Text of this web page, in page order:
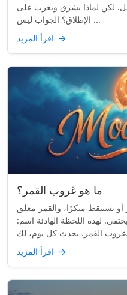
لكن لماذا يشرق ويغرب على
الإطلاق؟ الجواب ليس ...
→
ما هو غروب القمر؟
تستيقظ مبكرًا، والقمر معلق
لهذه اللحظة الهادئة اسم:
→